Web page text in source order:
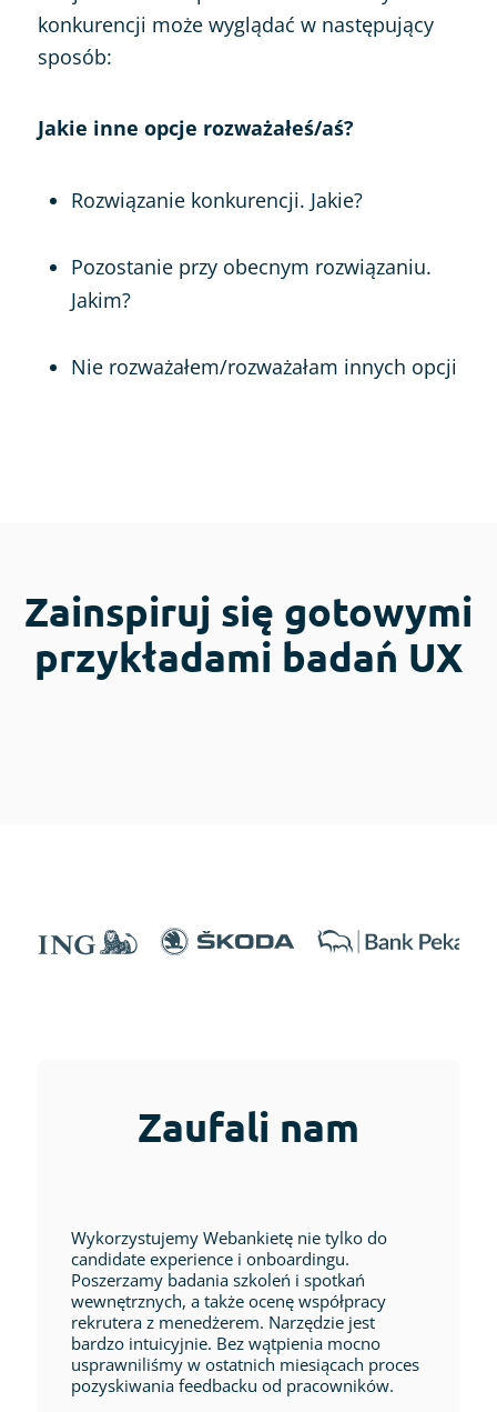
konkurencji może wyglądać w następujący
sposób:
Jakie inne opcje rozważałeś/aś?
Rozwiązanie konkurencji. Jakie?
Pozostanie przy obecnym rozwiązaniu.
Jakim?
Nie rozważałem/rozważałam innych opcji
Zainspiruj się gotowymi
przykładami badań UX
Zaufali nam
Wykorzystujemy Webankietę nie tylko do
candidate experience i onboardingu.
Poszerzamy badania szkoleń i spotkań
wewnętrznych, a także ocenę współpracy
rekrutera z menedżerem. Narzędzie jest
bardzo intuicyjnie. Bez wątpienia mocno
usprawniliśmy w ostatnich miesiącach proces
pozyskiwania feedbacku od pracowników.